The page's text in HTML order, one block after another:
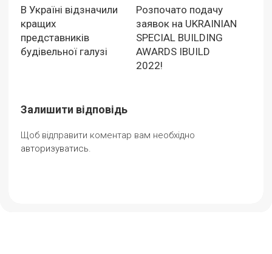
В Україні відзначили
кращих
представників
будівельної галузі
Розпочато подачу
заявок на UKRAINIAN
SPECIAL BUILDING
AWARDS IBUILD
2022!
Залишити відповідь
Щоб відправити коментар вам необхідно
авторизуватись.